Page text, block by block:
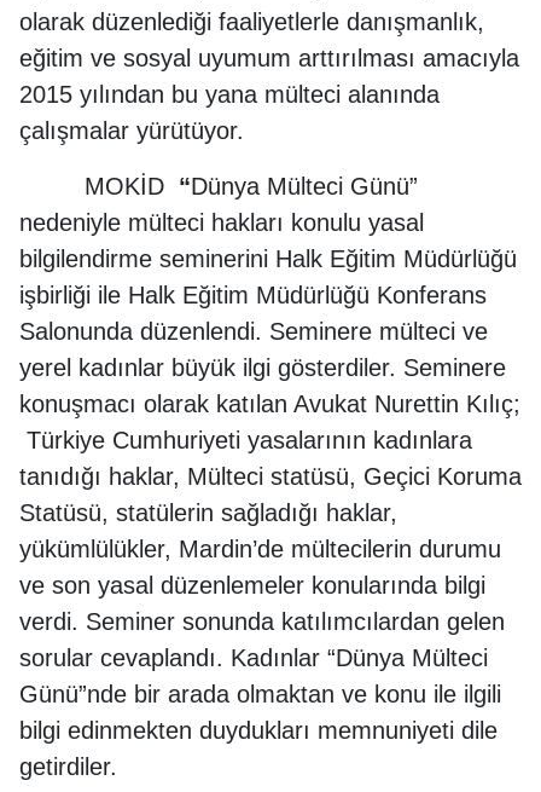
olarak düzenlediği faaliyetlerle danışmanlık,
eğitim ve sosyal uyumum arttırılması amacıyla
2015 yılından bu yana mülteci alanında
çalışmalar yürütüyor.
MOKİD “Dünya Mülteci Günü”
nedeniyle mülteci hakları konulu yasal
bilgilendirme seminerini Halk Eğitim Müdürlüğü
işbirliği ile Halk Eğitim Müdürlüğü Konferans
Salonunda düzenlendi. Seminere mülteci ve
yerel kadınlar büyük ilgi gösterdiler. Seminere
konuşmacı olarak katılan Avukat Nurettin Kılıç;
Türkiye Cumhuriyeti yasalarının kadınlara
tanıdığı haklar, Mülteci statüsü, Geçici Koruma
Statüsü, statülerin sağladığı haklar,
yükümlülükler, Mardin’de mültecilerin durumu
ve son yasal düzenlemeler konularında bilgi
verdi. Seminer sonunda katılımcılardan gelen
sorular cevaplandı. Kadınlar “Dünya Mülteci
Günü”nde bir arada olmaktan ve konu ile ilgili
bilgi edinmekten duydukları memnuniyeti dile
getirdiler.